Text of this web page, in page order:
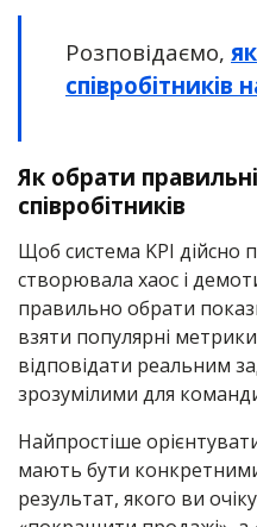
Розповідаємо,
співробітників
Як обрати
співробітників
Щоб система KPI дійсно
створювала хаос і
правильно обрати
взяти популярні
відповідати реальним
зрозумілими для
Найпростіше
мають бути
результат, якого ви